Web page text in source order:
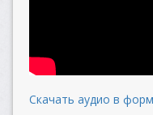
Скачать аудио в